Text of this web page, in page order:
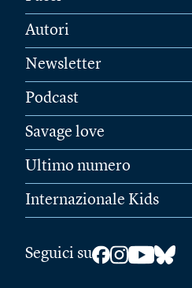
Autori
Newsletter
Podcast
Savage love
Ultimo numero
Internazionale Kids
Seguici su